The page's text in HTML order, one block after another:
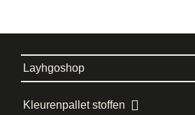
Layhgoshop
Kleurenpallet stoffen